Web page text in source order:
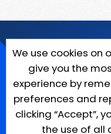
We use cookies on
give you the
experience by
preferences and
clicking “Accept”,
the use of all